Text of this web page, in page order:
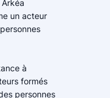
un acteur
à
formés
personnes